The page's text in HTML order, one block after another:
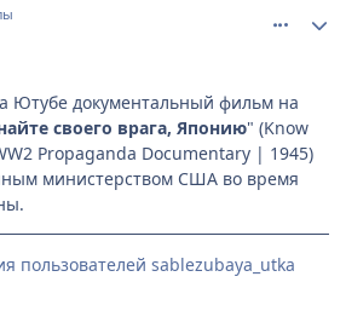
Ютубе документальный фильм на
своего врага, Японию" (Know
Propaganda Documentary | 1945)
министерством США во время
пользователей sablezubaya_utka